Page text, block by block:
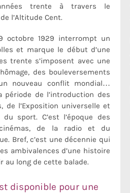
trente à travers le
l’Altitude Cent.
octobre 1929 interrompt un
et marque le début d’une
trente s’imposent avec une
des bouleversements
nouveau conflit mondial…
période de l’introduction des
de l’Exposition universelle et
sport. C’est l’époque des
cinémas, de la radio et du
Bref, c’est une décennie qui
ambivalences d’une histoire
au long de cette balade.
disponible pour une